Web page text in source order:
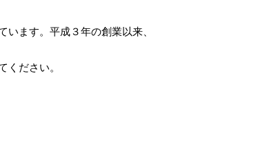
ます。平成３年の創業以来、
ださい。